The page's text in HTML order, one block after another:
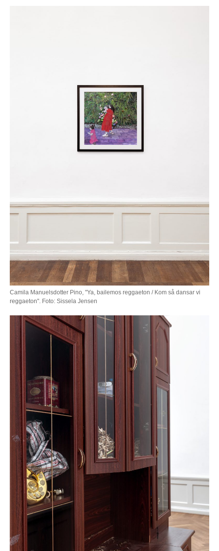
Camila Manuelsdotter Pino, "Ya, bailemos reggaeton / Kom så dansar vi
reggaeton". Foto: Sissela Jensen